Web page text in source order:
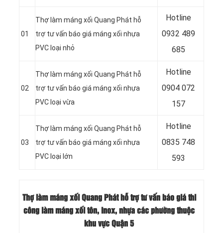
01
Thợ làm máng xối Quang Phát hỗ
trợ tư vấn báo giá máng xối nhựa
PVC loại nhỏ
Hotline
0932 489
685
02
Thợ làm máng xối Quang Phát hỗ
trợ tư vấn báo giá máng xối nhựa
PVC loại vừa
Hotline
0904 072
157
03
Thợ làm máng xối Quang Phát hỗ
trợ tư vấn báo giá máng xối nhựa
PVC loại lớn
Hotline
0835 748
593
Thợ làm máng xối Quang Phát hỗ trợ tư vấn báo giá thi
công làm máng xối tôn, inox, nhựa các phường thuộc
khu vực Quận 5